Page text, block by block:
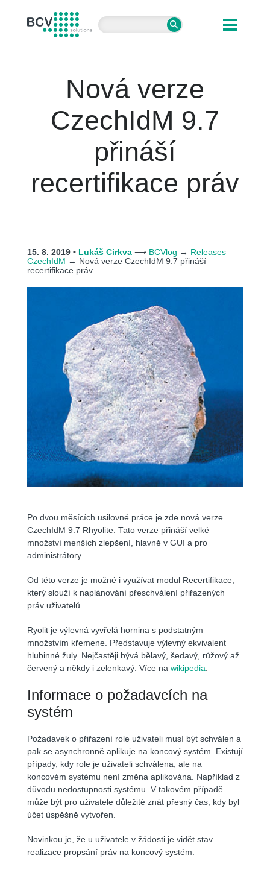
BCV solutions s.r.o.
Nová verze
CzechIdM 9.7
přináší
recertifikace práv
15. 8. 2019 • Lukáš Cirkva⟶ BCVlog → Releases
CzechIdM → Nová verze CzechIdM 9.7 přináší
recertifikace práv
Po dvou měsících usilovné práce je zde nová verze
CzechIdM 9.7 Rhyolite. Tato verze přináší velké
množství menších zlepšení, hlavně v GUI a pro
administrátory.
Od této verze je možné i využívat modul Recertifikace,
který slouží k naplánování přeschválení přiřazených
práv uživatelů.
Ryolit je výlevná vyvřelá hornina s podstatným
množstvím křemene. Představuje výlevný ekvivalent
hlubinné žuly. Nejčastěji bývá bělavý, šedavý, růžový až
červený a někdy i zelenkavý. Více na wikipedia
Informace o požadavcích na
systém
Požadavek o přiřazení role uživateli musí být schválen a
pak se asynchronně aplikuje na koncový systém. Existují
případy, kdy role je uživateli schválena, ale na
koncovém systému není změna aplikována. Například z
důvodu nedostupnosti systému. V takovém případě
může být pro uživatele důležité znát přesný čas, kdy byl
účet úspěšně vytvořen.
Novinkou je, že u uživatele v žádosti je vidět stav
realizace propsání práv na koncový systém.